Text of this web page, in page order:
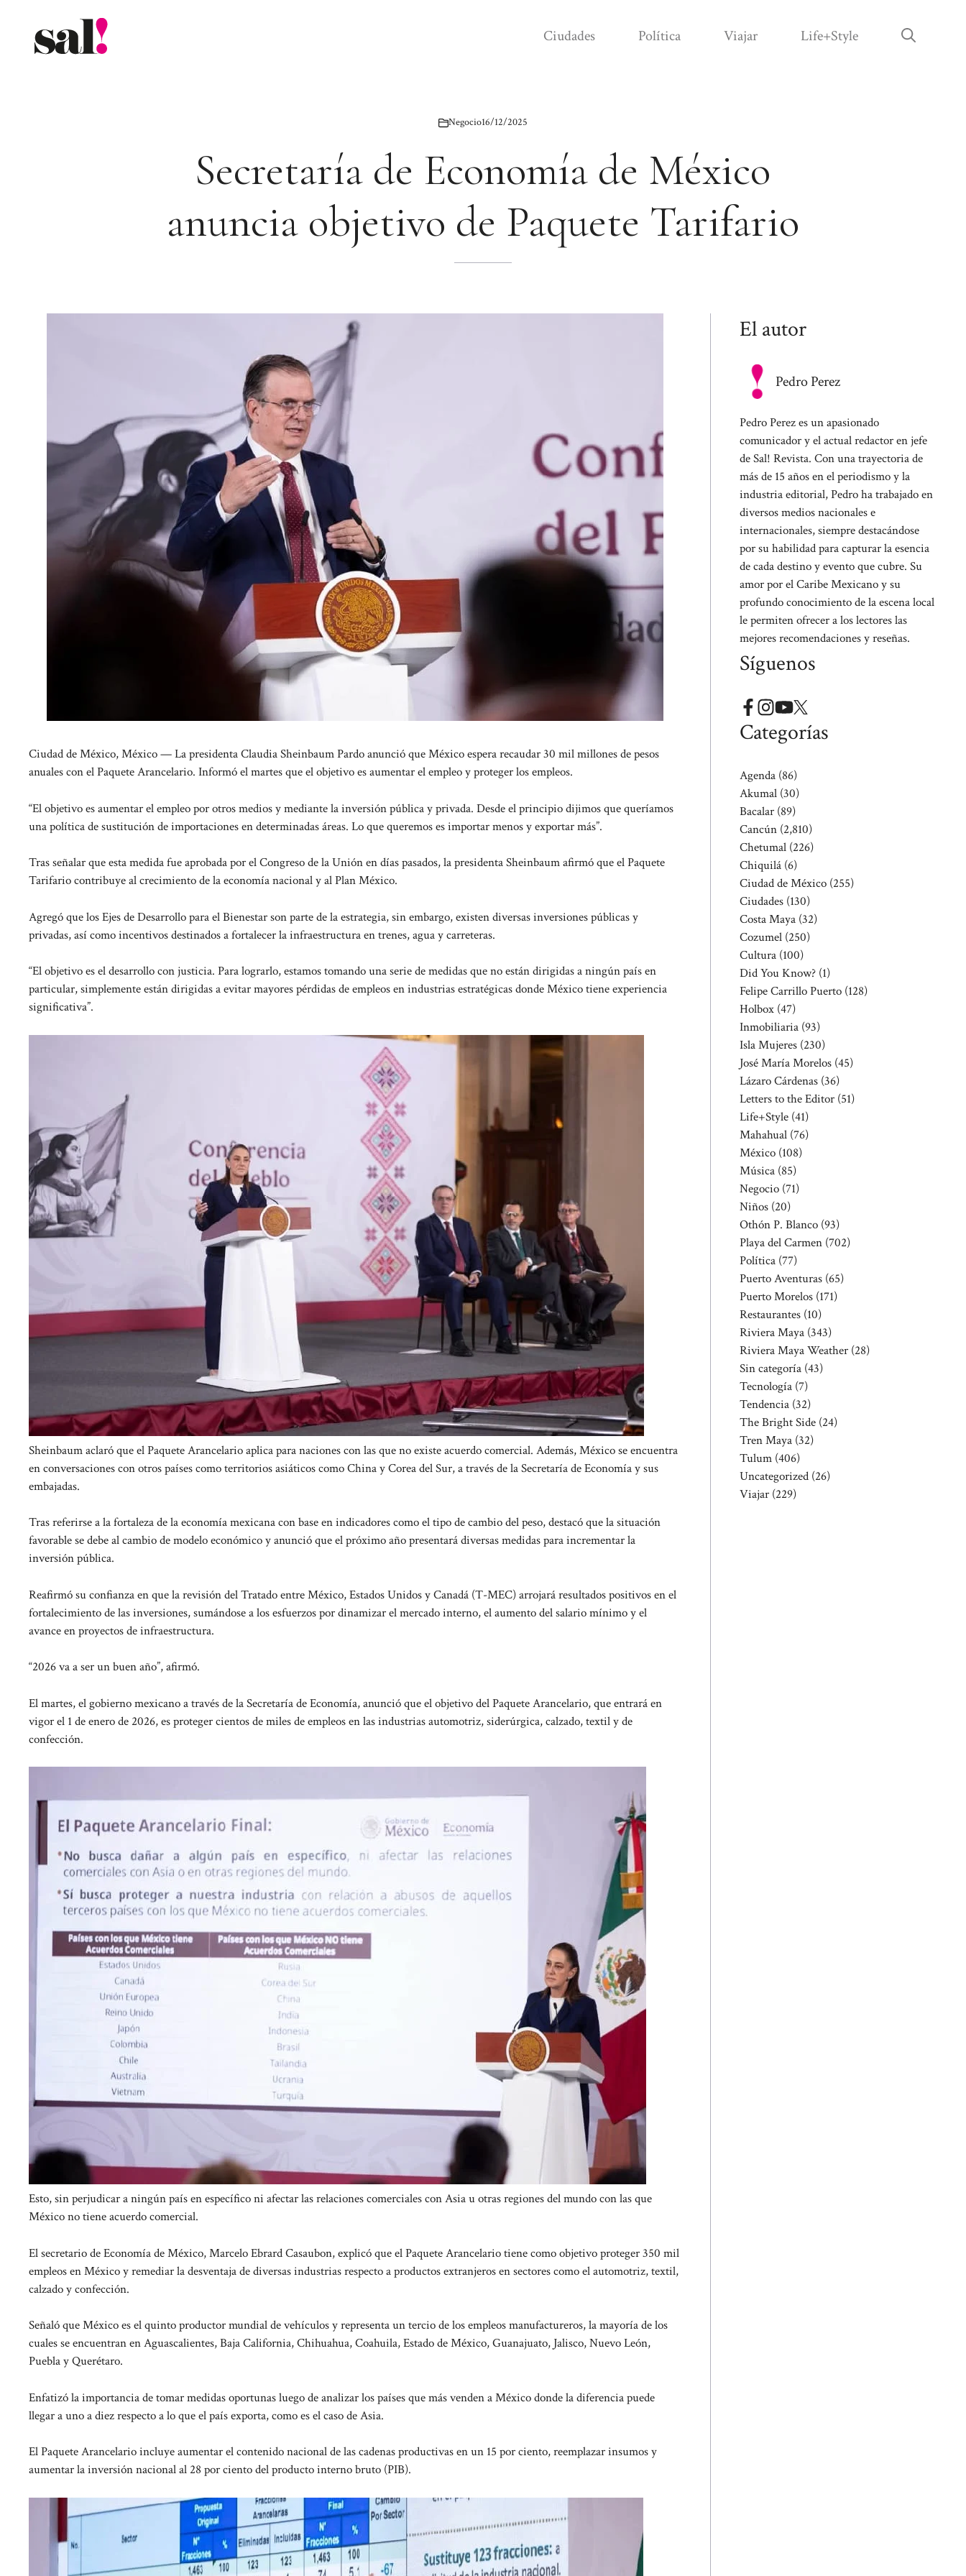
contenido
Ciudades Política Viajar Life+Style
Negocio16/12/2025
Secretaría de Economía de México
anuncia objetivo de Paquete Tarifario
Ciudad de México, México — La presidenta Claudia Sheinbaum Pardo anunció que México espera recaudar 30 mil millones de pesos
anuales con el Paquete Arancelario. Informó el martes que el objetivo es aumentar el empleo y proteger los empleos.
“El objetivo es aumentar el empleo por otros medios y mediante la inversión pública y privada. Desde el principio dijimos que queríamos
una política de sustitución de importaciones en determinadas áreas. Lo que queremos es importar menos y exportar más”.
Tras señalar que esta medida fue aprobada por el Congreso de la Unión en días pasados, la presidenta Sheinbaum afirmó que el Paquete
Tarifario contribuye al crecimiento de la economía nacional y al Plan México.
Agregó que los Ejes de Desarrollo para el Bienestar son parte de la estrategia, sin embargo, existen diversas inversiones públicas y
privadas, así como incentivos destinados a fortalecer la infraestructura en trenes, agua y carreteras.
“El objetivo es el desarrollo con justicia. Para lograrlo, estamos tomando una serie de medidas que no están dirigidas a ningún país en
particular, simplemente están dirigidas a evitar mayores pérdidas de empleos en industrias estratégicas donde México tiene experiencia
significativa”.
Sheinbaum aclaró que el Paquete Arancelario aplica para naciones con las que no existe acuerdo comercial. Además, México se encuentra
en conversaciones con otros países como territorios asiáticos como China y Corea del Sur, a través de la Secretaría de Economía y sus
embajadas.
Tras referirse a la fortaleza de la economía mexicana con base en indicadores como el tipo de cambio del peso, destacó que la situación
favorable se debe al cambio de modelo económico y anunció que el próximo año presentará diversas medidas para incrementar la
inversión pública.
Reafirmó su confianza en que la revisión del Tratado entre México, Estados Unidos y Canadá (T-MEC) arrojará resultados positivos en el
fortalecimiento de las inversiones, sumándose a los esfuerzos por dinamizar el mercado interno, el aumento del salario mínimo y el
avance en proyectos de infraestructura.
“2026 va a ser un buen año”, afirmó.
El martes, el gobierno mexicano a través de la Secretaría de Economía, anunció que el objetivo del Paquete Arancelario, que entrará en
vigor el 1 de enero de 2026, es proteger cientos de miles de empleos en las industrias automotriz, siderúrgica, calzado, textil y de
confección.
Esto, sin perjudicar a ningún país en específico ni afectar las relaciones comerciales con Asia u otras regiones del mundo con las que
México no tiene acuerdo comercial.
El secretario de Economía de México, Marcelo Ebrard Casaubon, explicó que el Paquete Arancelario tiene como objetivo proteger 350 mil
empleos en México y remediar la desventaja de diversas industrias respecto a productos extranjeros en sectores como el automotriz, textil,
calzado y confección.
Señaló que México es el quinto productor mundial de vehículos y representa un tercio de los empleos manufactureros, la mayoría de los
cuales se encuentran en Aguascalientes, Baja California, Chihuahua, Coahuila, Estado de México, Guanajuato, Jalisco, Nuevo León,
Puebla y Querétaro.
Enfatizó la importancia de tomar medidas oportunas luego de analizar los países que más venden a México donde la diferencia puede
llegar a uno a diez respecto a lo que el país exporta, como es el caso de Asia.
El Paquete Arancelario incluye aumentar el contenido nacional de las cadenas productivas en un 15 por ciento, reemplazar insumos y
aumentar la inversión nacional al 28 por ciento del producto interno bruto (PIB).
El autor
Pedro Perez
Pedro Perez es un apasionado
comunicador y el actual redactor en jefe
de Sal! Revista. Con una trayectoria de
más de 15 años en el periodismo y la
industria editorial, Pedro ha trabajado en
diversos medios nacionales e
internacionales, siempre destacándose
por su habilidad para capturar la esencia
de cada destino y evento que cubre. Su
amor por el Caribe Mexicano y su
profundo conocimiento de la escena local
le permiten ofrecer a los lectores las
mejores recomendaciones y reseñas.
Síguenos
Categorías
Agenda (86)
Akumal (30)
Bacalar (89)
Cancún (2,810)
Chetumal (226)
Chiquilá (6)
Ciudad de México (255)
Ciudades (130)
Costa Maya (32)
Cozumel (250)
Cultura (100)
Did You Know? (1)
Felipe Carrillo Puerto (128)
Holbox (47)
Inmobiliaria (93)
Isla Mujeres (230)
José María Morelos (45)
Lázaro Cárdenas (36)
Letters to the Editor (51)
Life+Style (41)
Mahahual (76)
México (108)
Música (85)
Negocio (71)
Niños (20)
Othón P. Blanco (93)
Playa del Carmen (702)
Política (77)
Puerto Aventuras (65)
Puerto Morelos (171)
Restaurantes (10)
Riviera Maya (343)
Riviera Maya Weather (28)
Sin categoría (43)
Tecnología (7)
Tendencia (32)
The Bright Side (24)
Tren Maya (32)
Tulum (406)
Uncategorized (26)
Viajar (229)